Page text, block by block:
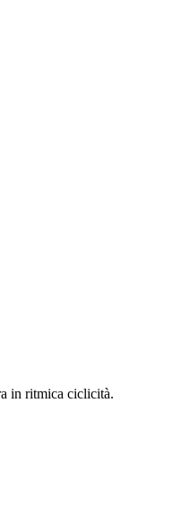
in ritmica ciclicità.